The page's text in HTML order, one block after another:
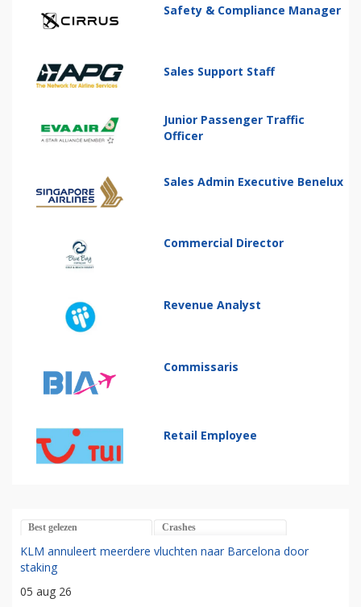
Safety & Compliance Manager
Sales Support Staff
Junior Passenger Traffic
Officer
Sales Admin Executive Benelux
Commercial Director
Revenue Analyst
Commissaris
Retail Employee
Best gelezen Crashes
KLM annuleert meerdere vluchten naar Barcelona door
staking
05 aug 26